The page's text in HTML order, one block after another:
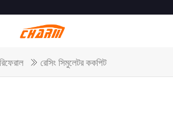
রেসিং সিমুলেটর ককপিট